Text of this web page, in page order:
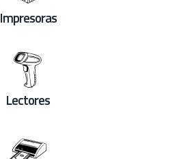
Impresoras
Lectores